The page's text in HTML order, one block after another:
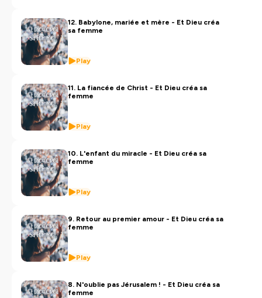
12. Babylone, mariée et mère - Et Dieu créa
sa femme
Play
11. La fiancée de Christ - Et Dieu créa sa
femme
Play
10. L'enfant du miracle - Et Dieu créa sa
femme
Play
9. Retour au premier amour - Et Dieu créa sa
femme
Play
8. N'oublie pas Jérusalem ! - Et Dieu créa sa
femme